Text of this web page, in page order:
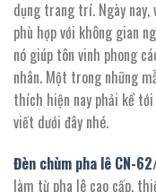
dụng trang trí. Ngày
phù hợp với không gian
nó giúp tôn vinh phong
nhân. Một trong những
thích hiện nay phải kể
viết dưới đây nhé.
Đèn chùm pha lê CN-
làm từ pha lê cao cấp,